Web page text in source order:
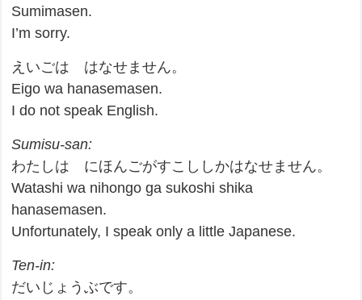
Sumimasen.
I’m sorry.
えいごは はなせません。
Eigo wa hanasemasen.
I do not speak English.
Sumisu-san:
わたしは にほんごがすこししかはなせません。
Watashi wa nihongo ga sukoshi shika
hanasemasen.
Unfortunately, I speak only a little Japanese.
Ten-in:
だいじょうぶです。